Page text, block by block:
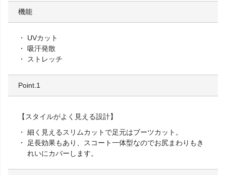
機能
UVカット
吸汗発散
ストレッチ
Point.1
【スタイルがよく見える設計】
細く見えるスリムカットで足元はブーツカット。
足長効果もあり、スコート一体型なのでお尻まわりもき
れいにカバーします。